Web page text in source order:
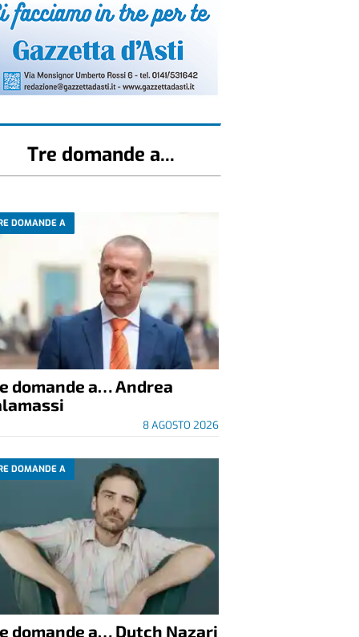
Tre domande a...
DOMANDE A
domande a… Andrea
8 AGOSTO 2026
DOMANDE A
domande a… Dutch Nazari